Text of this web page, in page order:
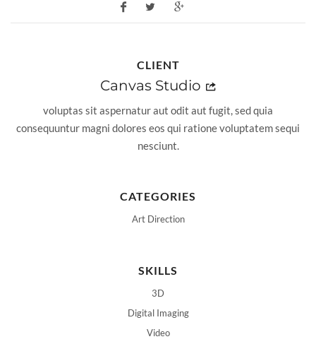
CLIENT
Canvas Studio
voluptas sit aspernatur aut odit aut fugit, sed quia
consequuntur magni dolores eos qui ratione voluptatem sequi
nesciunt.
CATEGORIES
Art Direction
SKILLS
3D
Digital Imaging
Video